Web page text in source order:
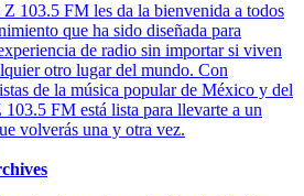
Z 103.5 FM les da la bienvenida a todos
que ha sido diseñada para
de radio sin importar si viven
otro lugar del mundo. Con
de la música popular de México y del
FM está lista para llevarte a un
volverás una y otra vez.